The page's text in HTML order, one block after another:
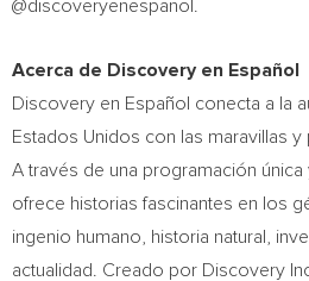
@discoveryenespanol.
Acerca de Discovery en Español
Discovery en Español conecta a la
Estados Unidos con las maravillas
A través de una programación única
ofrece historias fascinantes en los
ingenio humano, historia natural,
actualidad. Creado por Discovery